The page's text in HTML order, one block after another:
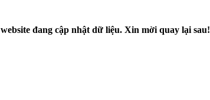
website đang cập nhật dữ liệu. Xin mời quay lại sau!